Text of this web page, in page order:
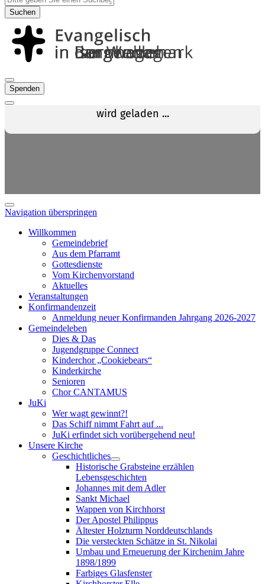
Suchen
Spenden
Navigation überspringen
Willkommen
Gemeindebrief
Aus dem Pfarramt
Gottesdienste
Vom Kirchenvorstand
Aktuelles
Veranstaltungen
Konfirmandenzeit
Anmeldung neuer Konfirmanden Jahrgang 2026-2027
Gemeindeleben
Dies & Das
Jugendgruppe Connect
Kinderchor „Cookiebears“
Kinderkirche
Senioren
Chor CANTAMUS
JuKi
Wer wagt gewinnt?!
Das Schiff nimmt Fahrt auf ...
JuKi erfindet sich vorübergehend neu!
Unsere Kirche
Geschichtliches
Historische Grabsteine erzählen
Lebensgeschichten
Johannes mit dem Adler
Sankt Michael
Wappen von Kirchhorst
Der Apostel Philippus
Ältester Holzturm Norddeutschlands
Die versteckten Schätze in St. Nikolai
Umbau und Erneuerung der Kirchenim Jahre
1898/1899
Farbiges Glasfenster